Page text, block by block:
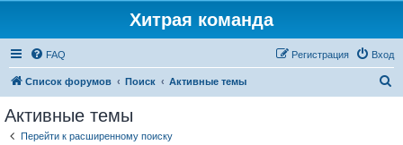
Хитрая команда
FAQ Вход
Регистрация
Список форумов Поиск Активные темы
Активные темы
Перейти к расширенному поиску